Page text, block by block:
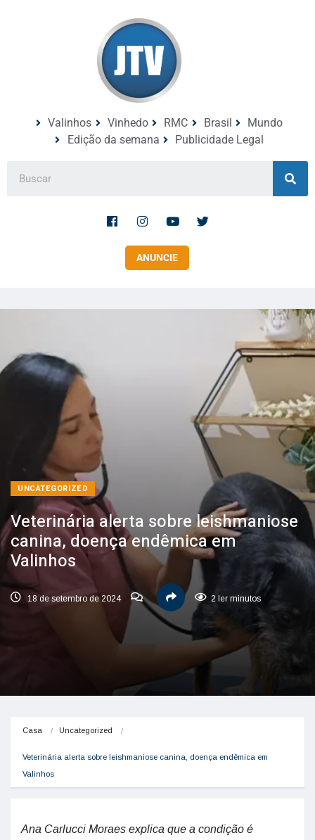
Valinhos Vinhedo RMC Brasil
Mundo
Edição da semana
Publicidade Legal
ANUNCIE
UNCATEGORIZED
Veterinária alerta sobre leishmaniose
canina, doença endêmica em
Valinhos
18 de setembro de 2024 2 ler minutos
Casa Uncategorized
Veterinária alerta sobre leishmaniose canina, doença endêmica em
Valinhos
Ana Carlucci Moraes explica que a condição é